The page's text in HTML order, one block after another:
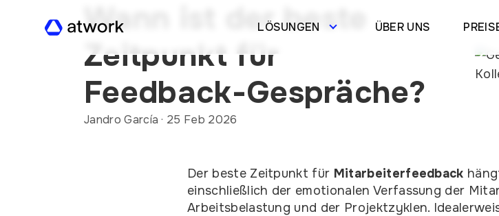
LÖSUNGEN ÜBER UNS
Wann ist der beste
Zeitpunkt für
Feedback-Gespräche?
Jandro García · 25 Feb 2026
Der beste Zeitpunkt für Mitarbeiterfeedback
einschließlich der emotionalen Verfassung der
Arbeitsbelastung und der Projektzyklen.